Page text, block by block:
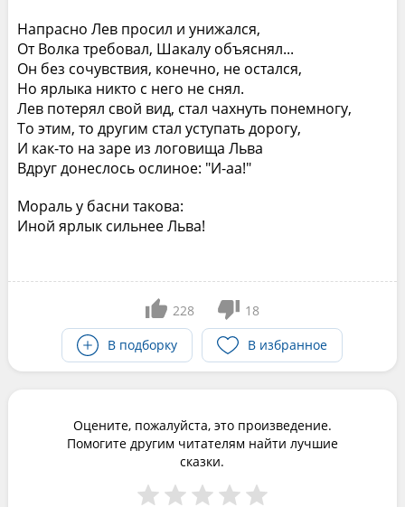
Напрасно Лев просил и унижался,
От Волка требовал, Шакалу объяснял...
Он без сочувствия, конечно, не остался,
Но ярлыка никто с него не снял.
Лев потерял свой вид, стал чахнуть понемногу,
То этим, то другим стал уступать дорогу,
И как-то на заре из логовища Льва
Вдруг донеслось ослиное: "И-аа!"
Мораль у басни такова:
Иной ярлык сильнее Льва!
228
18
В подборку
В избранное
Оцените, пожалуйста, это произведение.
Помогите другим читателям найти лучшие
сказки.